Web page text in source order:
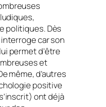
politiques. Dès
car son
permet d’être
et
même, d’autres
positive
ont déjà